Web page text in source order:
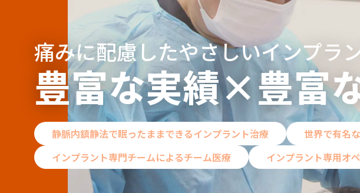
痛みに配慮したやさしいインプラ
豊富な実績×豊富
静脈内鎮静法で眠ったままできるインプラント治療
世界で有名
インプラント専門チームによるチーム医療
インプラント専用オ